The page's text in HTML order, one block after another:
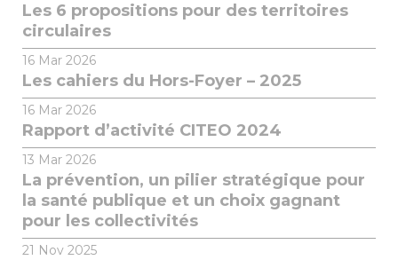
Les 6 propositions pour des territoires
circulaires
16 Mar 2026
Les cahiers du Hors-Foyer – 2025
16 Mar 2026
Rapport d’activité CITEO 2024
13 Mar 2026
La prévention, un pilier stratégique pour
la santé publique et un choix gagnant
pour les collectivités
21 Nov 2025